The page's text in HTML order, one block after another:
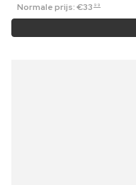
Normale prijs:€33 99